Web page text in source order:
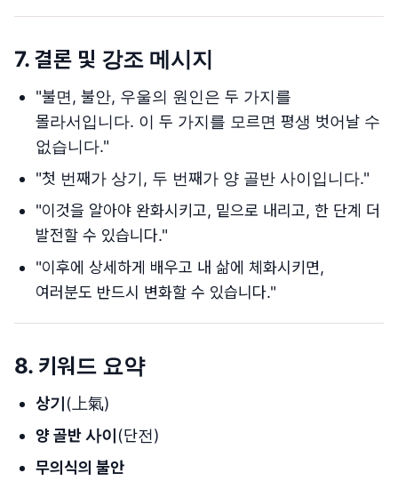
7. 결론 및 강조 메시지
"불면, 불안, 우울의 원인은 두 가지를
몰라서입니다. 이 두 가지를 모르면 평생 벗어날 수
없습니다."
"첫 번째가 상기, 두 번째가 양 골반 사이입니다."
"이것을 알아야 완화시키고, 밑으로 내리고, 한 단계 더
발전할 수 있습니다."
"이후에 상세하게 배우고 내 삶에 체화시키면,
여러분도 반드시 변화할 수 있습니다."
8. 키워드 요약
상기 (上氣)
양 골반 사이 (단전)
무의식의 불안